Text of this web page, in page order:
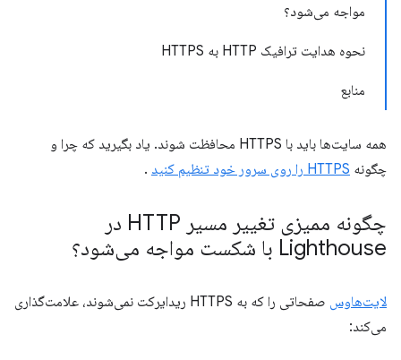
مواجه می‌شود؟
نحوه هدایت ترافیک HTTP به HTTPS
منابع
همه سایت‌ها باید با HTTPS محافظت شوند. یاد بگیرید که چرا و
چگونه HTTPS را روی سرور خود تنظیم کنید .
چگونه ممیزی تغییر مسیر HTTP در
Lighthouse با شکست مواجه می‌شود؟
لایت‌هاوس
صفحاتی را که به HTTPS ریدایرکت نمی‌شوند، علامت‌گذاری
می‌کند: